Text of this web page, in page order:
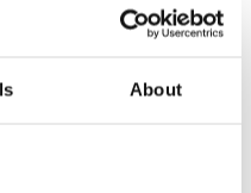
About
4 611,92%
1 080,84%